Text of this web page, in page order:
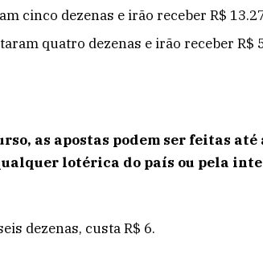
cinco dezenas e irão receber R$
quatro dezenas e irão receber R$
as apostas podem ser feitas
lotérica do país ou pela
dezenas, custa R$ 6.